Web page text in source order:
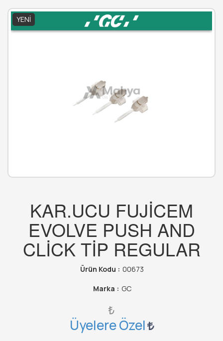
YENI
KAR.UCU FUJİCEM
EVOLVE PUSH AND
CLİCK TİP REGULAR
Ürün Kodu : 00673
Marka : GC
₺
Üyelere Özel